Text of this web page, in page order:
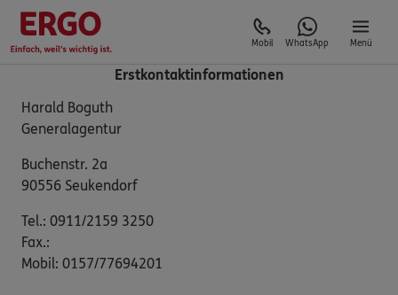
Mobil WhatsApp Menü
Erstkontaktinformationen
Harald Boguth
Generalagentur
Buchenstr. 2a
90556 Seukendorf
Tel.: 0911/2159 3250
Fax.:
Mobil: 0157/77694201